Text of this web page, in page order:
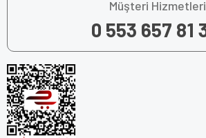
Müşteri Hizmetleri
0 553 657 81